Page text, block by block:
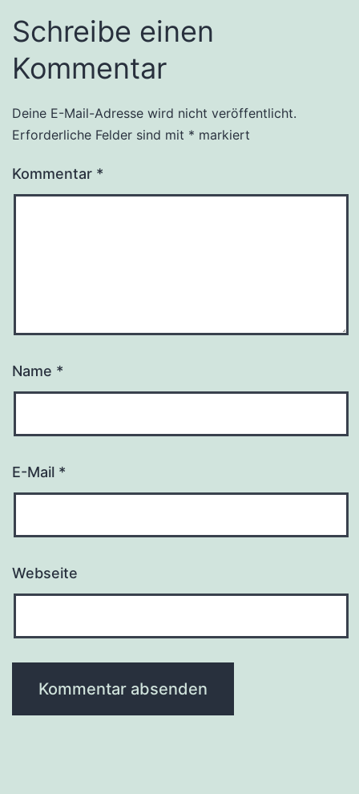
Schreibe einen
Kommentar
Deine E-Mail-Adresse wird nicht veröffentlicht.
Erforderliche Felder sind mit * markiert
Kommentar *
Name *
E-Mail *
Webseite